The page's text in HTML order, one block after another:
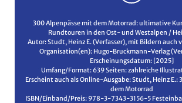
300 Alpenpässe mit dem Motorrad: ultimative
Rundtouren in den Ost- und Westalpen /
Autor: Studt, Heinz E. (Verfasser), mit Bildern auch
Organisation(en): Hugo-Bruckmann-Verlag
Erscheinungsdatum: [2025]
Umfang/Format: 639 Seiten: zahlreiche
Erscheint auch als Online-Ausgabe: Studt, Heinz E.:
dem Motorrad
ISBN/Einband/Preis: 978-3-7343-3156-5